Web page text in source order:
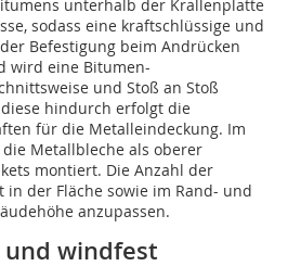
unterhalb der Krallenplatte
sodass eine kraftschlüssige und
Befestigung beim Andrücken
wird eine Bitumen-
und Stoß an Stoß
hindurch erfolgt die
für die Metalleindeckung. Im
Metallbleche als oberer
montiert. Die Anzahl der
in der Fläche sowie im Rand- und
anzupassen.
und windfest